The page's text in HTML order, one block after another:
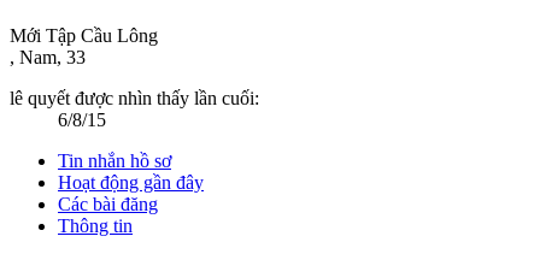
Mới Tập Cầu Lông
, Nam, 33
lê quyết được nhìn thấy lần cuối:
6/8/15
Tin nhắn hồ sơ
Hoạt động gần đây
Các bài đăng
Thông tin